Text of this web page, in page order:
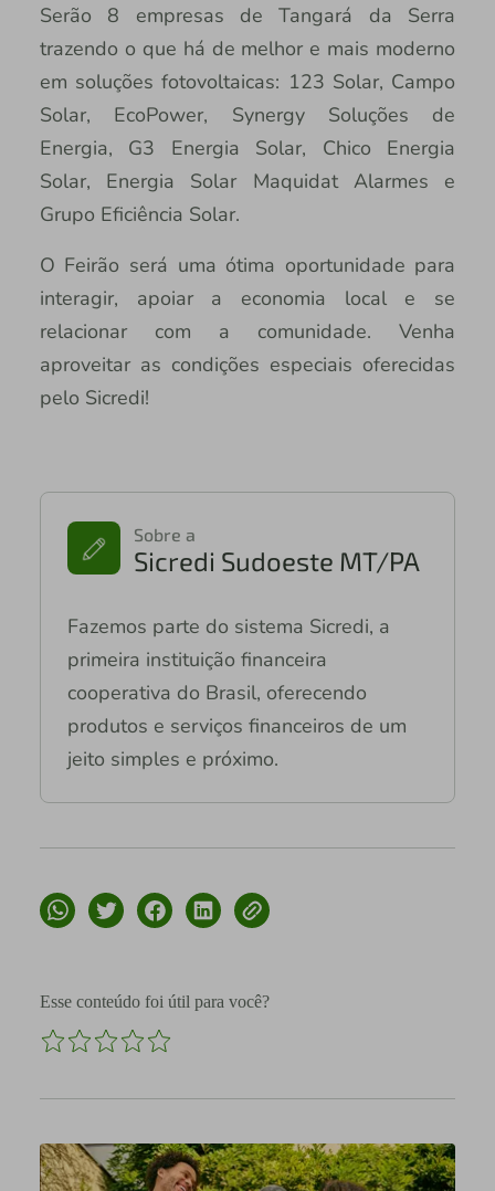
Serão 8 empresas de Tangará da Serra
trazendo o que há de melhor e mais moderno
em soluções fotovoltaicas: 123 Solar, Campo
Solar, EcoPower, Synergy Soluções de
Energia, G3 Energia Solar, Chico Energia
Solar, Energia Solar Maquidat Alarmes e
Grupo Eficiência Solar.
O Feirão será uma ótima oportunidade para
interagir, apoiar a economia local e se
relacionar com a comunidade. Venha
aproveitar as condições especiais oferecidas
pelo Sicredi!
Sobre a
Sicredi Sudoeste MT/PA
Fazemos parte do sistema Sicredi, a
primeira instituição financeira
cooperativa do Brasil, oferecendo
produtos e serviços financeiros de um
jeito simples e próximo.
Esse conteúdo foi útil para você?